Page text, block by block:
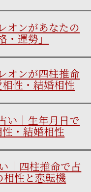
オンがあなたの
・運勢」
オンが四柱推命
性・結婚相性
い｜生年月日で
・結婚相性
｜四柱推命で占
相性と恋転機